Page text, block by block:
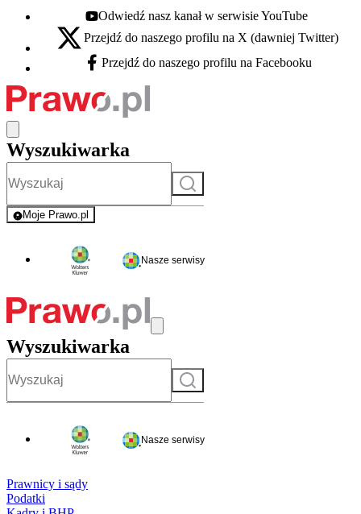
Youtube - otwiera się w nowej karcie
Odwiedź nasz kanał w serwisie YouTube
X - otwiera się w nowej karcie
Przejdź do naszego profilu na X (dawniej Twitter)
Facebook - otwiera się w nowej karcie
Przejdź do naszego profilu na Facebooku
Wyszukiwarka
Szukaj
Moje Prawo.pl
- rejestracja i logowanie do serwisu
Nasze serwisy
Wyszukiwarka
Szukaj
Nasze serwisy
Prawnicy i sądy
Podatki